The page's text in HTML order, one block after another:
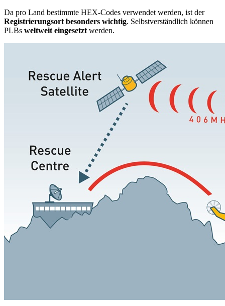
Da pro Land bestimmte HEX-Codes verwendet werden, ist der
Registrierungsort besonders wichtig. Selbstverständlich können
PLBs weltweit eingesetzt werden.